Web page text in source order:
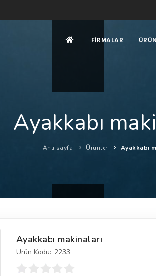
FIRMALAR
Ayakkabı
Ana sayfa Ürünler Ayakkabı
Ayakkabı makinaları
Ürün Kodu: 2233